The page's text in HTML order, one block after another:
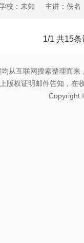
校：未知 主讲：佚名
1/1 共15条
从互联网搜索整理而
版权证明邮件告知，在
Copyright